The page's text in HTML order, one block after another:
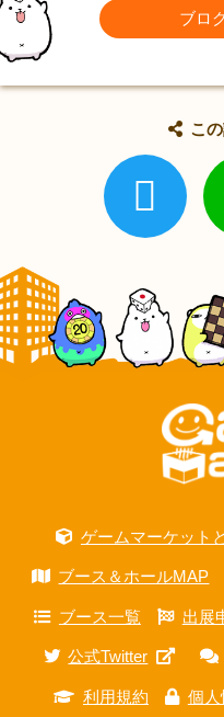
ブロ
こ
ゲームマーケット
ブース＆ホールMAP
ブース一覧 出展
公式Twitter
利用規約 個